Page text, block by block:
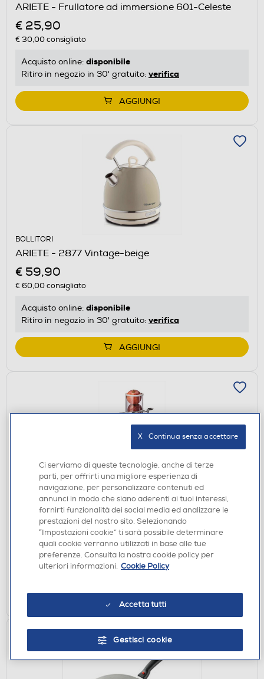
ARIETE - Frullatore ad immersione 601-Celeste
€ 25,90
€ 30,00consigliato
Acquisto online: disponibile
Ritiro in negozio in 30' gratuito: verifica
AGGIUNGI
BOLLITORI
ARIETE - 2877 Vintage-beige
€ 59,90
€ 60,00consigliato
Acquisto online: disponibile
Ritiro in negozio in 30' gratuito: verifica
AGGIUNGI
CENTRIFUGHE ED ESTRATTORI
ARIETE - 173 Centrika Metal-metal
€ 82,90
€ 85,00consigliato
Acquisto online:disponibile
Ritiro in negozio in 30' gratuito:verifica
AGGIUNGI
Ci serviamo di queste tecnologie, anche di terze
parti, per offrirti una migliore esperienza di
navigazione, per personalizzare contenuti ed
annunci in modo che siano aderenti ai tuoi interessi,
fornirti funzionalità dei social media ed analizzare le
prestazioni del nostro sito. Selezionando
“Impostazioni cookie” ti sarà possibile determinare
quali cookie verranno utilizzati in base alle tue
preferenze. Consulta la nostra cookie policy per
ulteriori informazioni. Cookie Policy
Accetta tutti
Gestisci cookie
X   Continua senza accettare